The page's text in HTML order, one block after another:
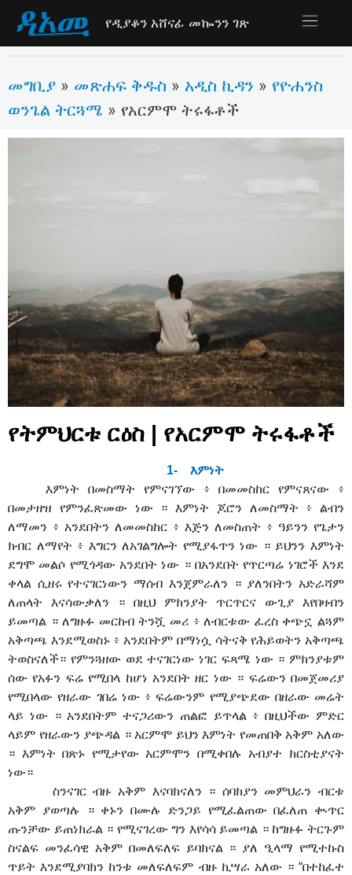
የዲያቆን አሸናፊ መኰንን ገጽ
መግቢያ » መጽሐፍ ቅዱስ » አዲስ ኪዳን » የዮሐንስ
ወንጌል ትርጓሜ » የአርምሞ ትሩፋቶች
የትምህርቱ ርዕስ | የአርምሞ ትሩፋቶች
1- እምነት
እምነት በመስማት የምናገኘው ፥ በመመስከር የምናጸናው ፥
በመታዘዝ የምንፈጽመው ነው ። እምነት ጆሮን ለመስማት ፥ ልብን
ለማመን ፥ አንደበትን ለመመስከር ፥ እጅን ለመስጠት ፥ ዓይንን የጌታን
ክብር ለማየት ፥ እግርን ለአገልግሎት የሚያፋጥን ነው ። ይህንን እምነት
ደግሞ መልሶ የሚጎዳው አንደበት ነው ። በአንደበት የጥርጣሬ ነገሮች እንደ
ቀላል ሲዘሩ የተናገርነውን ማሰብ እንጀምራለን ። ያለንበትን አድራሻም
ለጠላት እናሳውቃለን ። በዚህ ምክንያት ጥርጥርና ውጊያ እየበዛብን
ይመጣል ። ለግዙፉ መርከብ ትንሿ መሪ ፥ ለብርቱው ፈረስ ቀጭኗ ልጓም
አቅጣጫ እንደሚወስኑ ፥ አንደበትም በማነሷ ሳትናቅ የሕይወትን አቅጣጫ
ትወስናለች። የምንጓዘው ወደ ተናገርነው ነገር ፍጻሜ ነው ። ምክንያቱም
ሰው የአፉን ፍሬ የሚበላ ከሆነ አንደበት ዘር ነው ። ፍሬውን በመጀመሪያ
የሚበላው የዘራው ገበሬ ነው ፥ ፍሬውንም የሚያጭደው በዘራው መሬት
ላይ ነው ። አንደበትም ተናጋሪውን ጠልፎ ይጥላል ፥ በዚህችው ምድር
ላይም የዘራውን ያጭዳል ። አርምሞ ይህን እምነት የመጠበቅ አቅም አለው
። እምነት በጽኑ የሚታየው አርምሞን በሚቀበሉ አብያተ ክርስቲያናት
ነው።
ስንናገር ብዙ አቅም እናባክናለን ። ሰባክያን መምህራን ብርቱ
አቅም ያወጣሉ ። ቀኑን በሙሉ ድንጋይ የሚፈልጠው በፈለጠ ቊጥር
ጡንቻው ይጠነክራል ። የሚናገረው ግን እየሳሳ ይመጣል ። ከግዙፉ ትርጉም
ስናልፍ መንፈሳዊ አቅም በመለፍለፍ ይባክናል ። ያለ ዒላማ የሚተኩስ
ጥይት እንደሚያባክን ከንቱ መለፍለፍም ብዙ ኪሣራ አለው ። “በተከፈተ